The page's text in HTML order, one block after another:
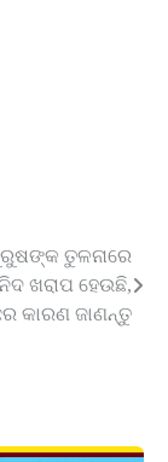
ତୁଳନାରେ
ଖରାପ ହେଉଛି,
କାରଣ ଜାଣନ୍ତୁ